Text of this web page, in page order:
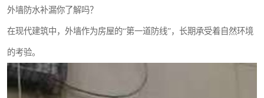
外墙防水补漏你了解吗？
在现代建筑中，外墙作为房屋的“第一道防线”，长期承受着自然环境
的考验。